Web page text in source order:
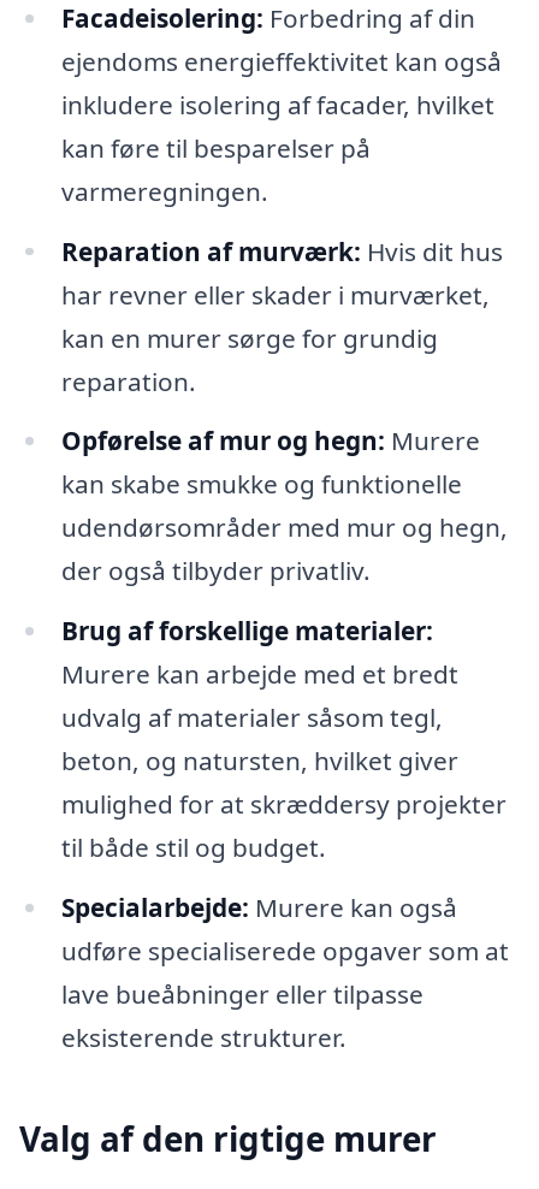
Facadeisolering: Forbedring af din
ejendoms energieffektivitet kan også
inkludere isolering af facader, hvilket
kan føre til besparelser på
varmeregningen.
Reparation af murværk: Hvis dit hus
har revner eller skader i murværket,
kan en murer sørge for grundig
reparation.
Opførelse af mur og hegn: Murere
kan skabe smukke og funktionelle
udendørsområder med mur og hegn,
der også tilbyder privatliv.
Brug af forskellige materialer:
Murere kan arbejde med et bredt
udvalg af materialer såsom tegl,
beton, og natursten, hvilket giver
mulighed for at skræddersy projekter
til både stil og budget.
Specialarbejde: Murere kan også
udføre specialiserede opgaver som at
lave bueåbninger eller tilpasse
eksisterende strukturer.
Valg af den rigtige murer